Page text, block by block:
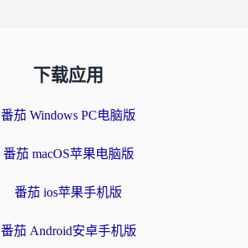
下载应用
番茄 Windows PC电脑版
番茄 macOS苹果电脑版
番茄 ios苹果手机版
番茄 Android安卓手机版